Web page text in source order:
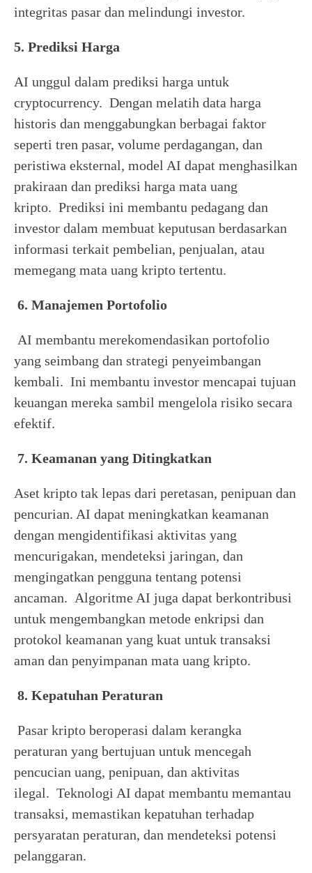
integritas pasar dan melindungi investor.
5. Prediksi Harga
AI unggul dalam prediksi harga untuk
cryptocurrency. Dengan melatih data harga
historis dan menggabungkan berbagai faktor
seperti tren pasar, volume perdagangan, dan
peristiwa eksternal, model AI dapat menghasilkan
prakiraan dan prediksi harga mata uang
kripto. Prediksi ini membantu pedagang dan
investor dalam membuat keputusan berdasarkan
informasi terkait pembelian, penjualan, atau
memegang mata uang kripto tertentu.
6. Manajemen Portofolio
AI membantu merekomendasikan portofolio
yang seimbang dan strategi penyeimbangan
kembali. Ini membantu investor mencapai tujuan
keuangan mereka sambil mengelola risiko secara
efektif.
7. Keamanan yang Ditingkatkan
Aset kripto tak lepas dari peretasan, penipuan dan
pencurian. AI dapat meningkatkan keamanan
dengan mengidentifikasi aktivitas yang
mencurigakan, mendeteksi jaringan, dan
mengingatkan pengguna tentang potensi
ancaman. Algoritme AI juga dapat berkontribusi
untuk mengembangkan metode enkripsi dan
protokol keamanan yang kuat untuk transaksi
aman dan penyimpanan mata uang kripto.
8. Kepatuhan Peraturan
Pasar kripto beroperasi dalam kerangka
peraturan yang bertujuan untuk mencegah
pencucian uang, penipuan, dan aktivitas
ilegal. Teknologi AI dapat membantu memantau
transaksi, memastikan kepatuhan terhadap
persyaratan peraturan, dan mendeteksi potensi
pelanggaran.